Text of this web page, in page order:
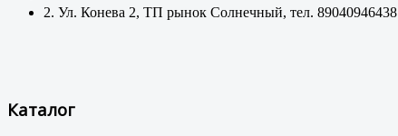
2. Ул. Конева 2, ТП рынок Солнечный, тел.
Каталог